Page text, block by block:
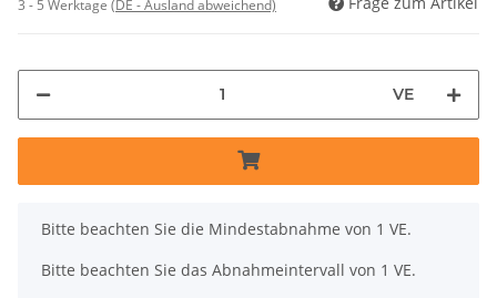
3 - 5 Werktage (DE - Ausland abweichend)
VE
x
Bitte beachten Sie die Mindestabnahme von 1 VE.
Bitte beachten Sie das Abnahmeintervall von 1 VE.